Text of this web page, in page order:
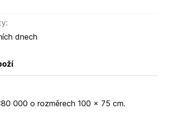
dnech
000 o rozměrech 100 x 75 cm.